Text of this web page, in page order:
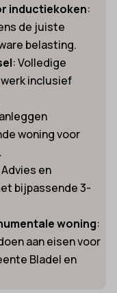
inductiekoken:
de juiste
belasting.
: Volledige
inclusief
woning voor
Advies en
bijpassende 3-
woning:
aan eisen voor
Bladel en